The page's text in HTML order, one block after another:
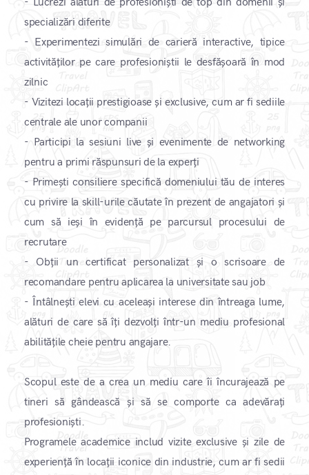
specializări diferite
- Experimentezi simulări de carieră interactive, tipice
activităților pe care profesioniștii le desfășoară în mod
zilnic
- Vizitezi locații prestigioase și exclusive, cum ar fi sediile
centrale ale unor companii
- Participi la sesiuni live și evenimente de networking
pentru a primi răspunsuri de la experți
- Primești consiliere specifică domeniului tău de interes
cu privire la skill-urile căutate în prezent de angajatori și
cum să ieși în evidență pe parcursul procesului de
recrutare
- Obții un certificat personalizat și o scrisoare de
recomandare pentru aplicarea la universitate sau job
- Întâlnești elevi cu aceleași interese din întreaga lume,
alături de care să îți dezvolți într-un mediu profesional
abilitățile cheie pentru angajare.
Scopul este de a crea un mediu care îi încurajează pe
tineri să gândească și să se comporte ca adevărați
profesioniști.
Programele academice includ vizite exclusive și zile de
experiență în locații iconice din industrie, cum ar fi sedii